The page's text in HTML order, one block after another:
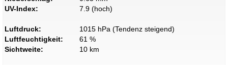
UV-Index:
7.9 (hoch)
Luftdruck:
1015 hPa (Tendenz steigend)
Luftfeuchtigkeit:
61 %
Sichtweite:
10 km